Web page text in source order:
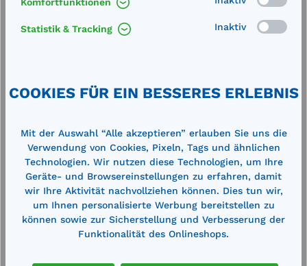
CUBE-Dieseltankanlage 1500 Indoor
Auffangwanne und optischer
Befüllschlauch Entlüftungskappe,
Füllstandsanzeiger, Entnahmeleitung
Elektropumpe 230 V, 56I/min Automatik-
Zapfpistole, Zapfpistolenhalter komplett
montiert
3.049,00 €* 3.426,00 €*
Merken
In den Warenkorb
Statistik & Tracking Inaktiv
COOKIES FÜR EIN BESSERES ERLEBNIS
Mit der Auswahl “Alle akzeptieren” erlauben Sie uns die
Verwendung von Cookies, Pixeln, Tags und ähnlichen
Technologien. Wir nutzen diese Technologien, um Ihre
Geräte- und Browsereinstellungen zu erfahren, damit
wir Ihre Aktivität nachvollziehen können. Dies tun wir,
um Ihnen personalisierte Werbung bereitstellen zu
können sowie zur Sicherstellung und Verbesserung der
Funktionalität des Onlineshops.